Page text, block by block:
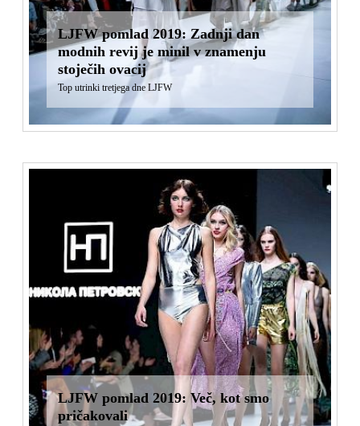
LJFW pomlad 2019: Zadnji dan
modnih revij je minil v znamenju
stoječih ovacij
Top utrinki tretjega dne LJFW
LJFW pomlad 2019: Več, kot smo
pričakovali